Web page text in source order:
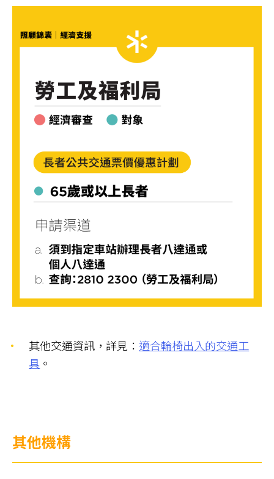
其他交通資訊，詳見： 適合輪椅出入的交通工
具 。
其他機構